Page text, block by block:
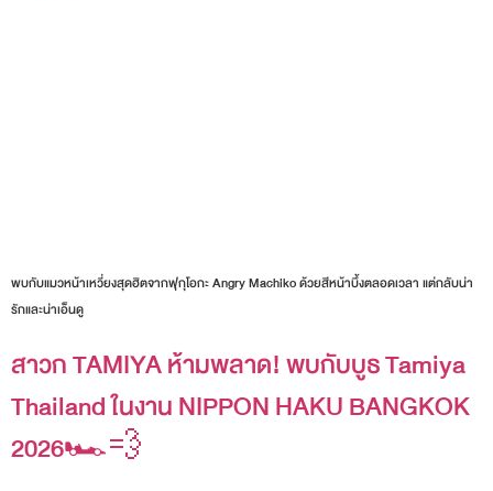
พบกับแมวหน้าเหวี่ยงสุดฮิตจากฟุกุโอกะ Angry Machiko ด้วยสีหน้าบึ้งตลอดเวลา แต่กลับน่า
รักและน่าเอ็นดู
สาวก TAMIYA ห้ามพลาด! พบกับบูธ Tamiya
Thailand ในงาน NIPPON HAKU BANGKOK
2026🏎️💨